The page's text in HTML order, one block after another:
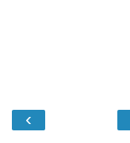
‹